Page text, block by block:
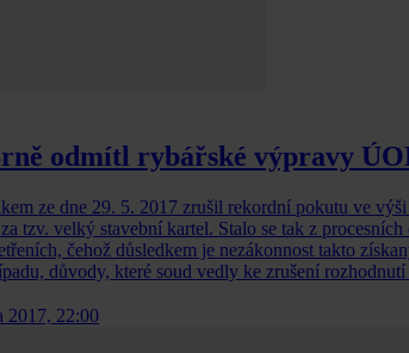
odmítl rybářské výpravy
ze dne 29. 5. 2017 zrušil rekordní pokutu ve
tzv. velký stavební kartel. Stalo se tak z
čehož důsledkem je nezákonnost takto
důvody, které soud vedly ke zrušení
2017, 22:00